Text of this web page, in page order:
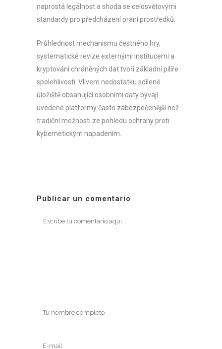
naprostá legálnost a shoda se celosvětovými
standardy pro předcházení praní prostředků.
Průhlednost mechanismu čestného hry,
systematické revize externými institucemi a
kryptování chráněných dat tvoří základní pilíře
spolehlivosti. Vlivem nedostatku sdílené
úložiště obsahující osobními daty bývají
uvedené platformy často zabezpečenější než
tradiční možnosti ze pohledu ochrany proti
kybernetickým napadením.
Publicar un comentario